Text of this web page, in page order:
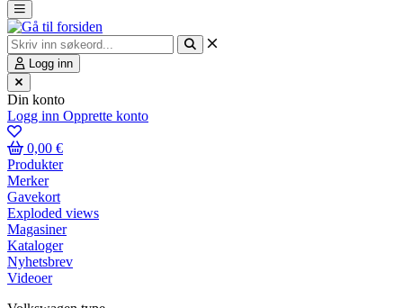
Logg inn
Din konto
Logg inn Opprette konto
0,00 €
Produkter
Merker
Gavekort
Exploded views
Magasiner
Kataloger
Nyhetsbrev
Videoer